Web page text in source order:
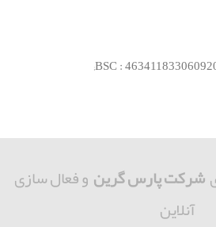
پارس گرینو فعال سازی
آنلاین